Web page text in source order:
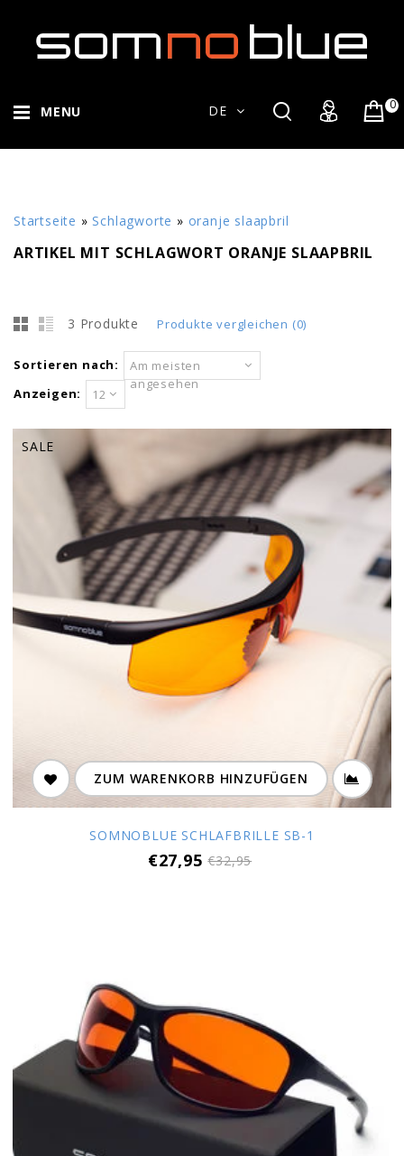
MENU 0
DE
Startseite » Schlagworte » oranje slaapbril
ARTIKEL MIT SCHLAGWORT ORANJE SLAAPBRIL
3 Produkte Produkte vergleichen (0)
Sortieren nach:
Am meisten
angesehen
Anzeigen: 12
ZUM WARENKORB HINZUFÜGEN
SOMNOBLUE SCHLAFBRILLE SB-1
€27,95€32,95
SALE